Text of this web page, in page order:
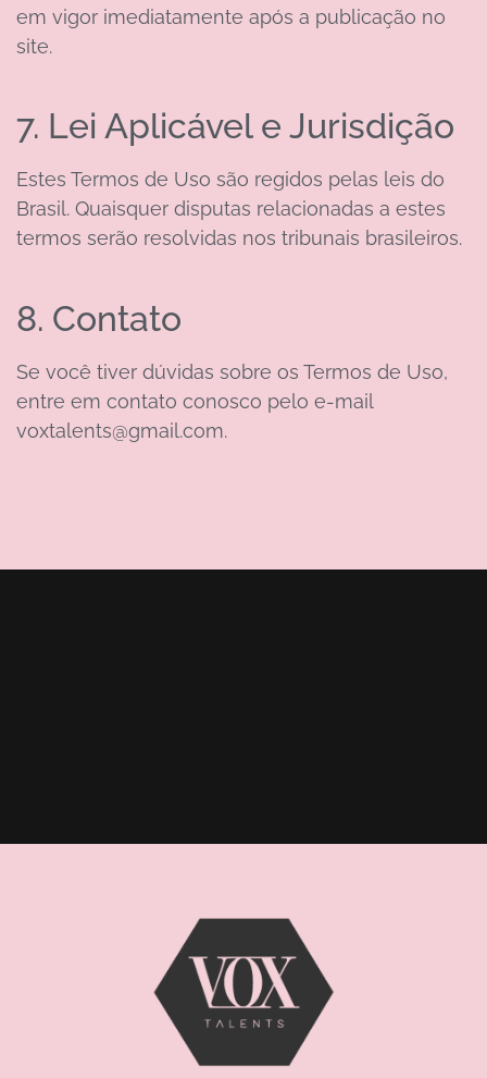
em vigor imediatamente após a publicação no
site.
7. Lei Aplicável e Jurisdição
Estes Termos de Uso são regidos pelas leis do
Brasil. Quaisquer disputas relacionadas a estes
termos serão resolvidas nos tribunais brasileiros.
8. Contato
Se você tiver dúvidas sobre os Termos de Uso,
entre em contato conosco pelo e-mail
voxtalents@gmail.com.